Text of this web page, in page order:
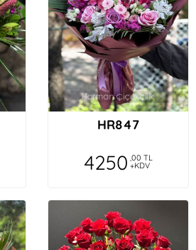
HR847
4250 ,00 TL
+KDV